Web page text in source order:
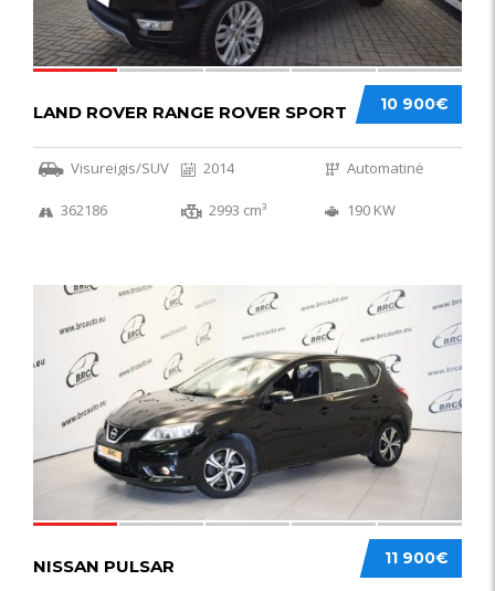
10 900€
LAND ROVER RANGE ROVER SPORT
Visureigis/SUV 2014 Automatinė
362186 2993 cm³ 190 KW
11 900€
NISSAN PULSAR